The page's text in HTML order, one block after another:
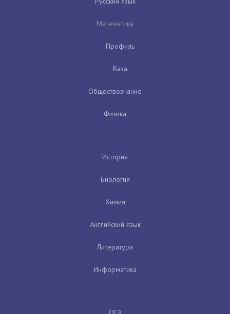
Математика
Профиль
База
Обществознание
Физика
История
Биология
Химия
Английский язык
Литература
Информатика